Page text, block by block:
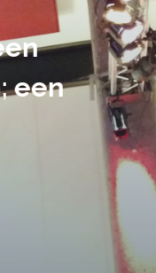
van ons
en dat is